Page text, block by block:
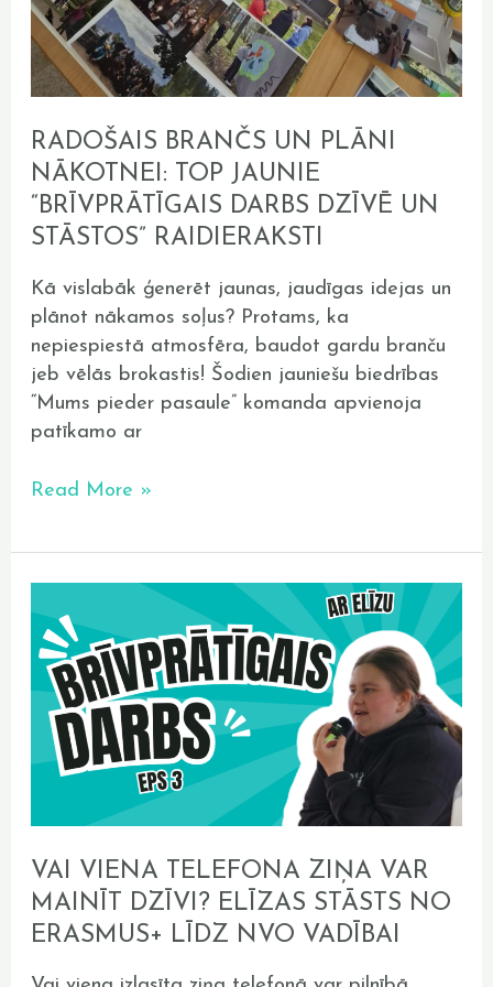
RADOŠAIS BRANČS UN PLĀNI
NĀKOTNEI: TOP JAUNIE
“BRĪVPRĀTĪGAIS DARBS DZĪVĒ UN
STĀSTOS” RAIDIERAKSTI
Kā vislabāk ģenerēt jaunas, jaudīgas idejas un
plānot nākamos soļus? Protams, ka
nepiespiestā atmosfēra, baudot gardu branču
jeb vēlās brokastis! Šodien jauniešu biedrības
“Mums pieder pasaule” komanda apvienoja
patīkamo ar
Read More »
VAI VIENA TELEFONA ZIŅA VAR
MAINĪT DZĪVI? ELĪZAS STĀSTS NO
ERASMUS+ LĪDZ NVO VADĪBAI
viena
telefona
ziņa
var
mainīt
dzīvi?
stāsts
Erasmus+
līdz
NVO